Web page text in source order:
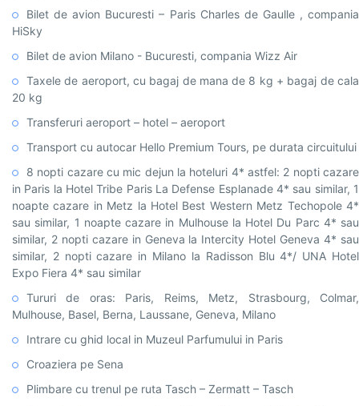
Bilet de avion Bucuresti – Paris Charles de Gaulle , compania
HiSky
Bilet de avion Milano - Bucuresti, compania Wizz Air
Taxele de aeroport, cu bagaj de mana de 8 kg + bagaj de cala
20 kg
Transferuri aeroport – hotel – aeroport
Transport cu autocar Hello Premium Tours, pe durata circuitului
8 nopti cazare cu mic dejun la hoteluri 4* astfel: 2 nopti cazare
in Paris la Hotel Tribe Paris La Defense Esplanade 4* sau similar, 1
noapte cazare in Metz la Hotel Best Western Metz Techopole 4*
sau similar, 1 noapte cazare in Mulhouse la Hotel Du Parc 4* sau
similar, 2 nopti cazare in Geneva la Intercity Hotel Geneva 4* sau
similar, 2 nopti cazare in Milano la Radisson Blu 4*/ UNA Hotel
Expo Fiera 4* sau similar
Tururi de oras: Paris, Reims, Metz, Strasbourg, Colmar,
Mulhouse, Basel, Berna, Laussane, Geneva, Milano
Intrare cu ghid local in Muzeul Parfumului in Paris
Croaziera pe Sena
Plimbare cu trenul pe ruta Tasch – Zermatt – Tasch